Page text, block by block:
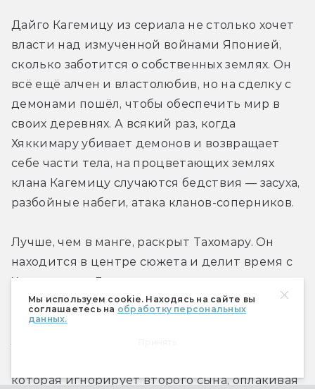
Мы используем cookie. Находясь на сайте вы
соглашаетесь на обработку персональных
данных.
Дайго Кагемицу из сериала не столько хочет
власти над измученной войнами Японией,
сколько заботится о собственных землях. Он
всё ещё алчен и властолюбив, но на сделку с
демонами пошёл, чтобы обеспечить мир в
своих деревнях. А всякий раз, когда
Хяккимару убивает демонов и возвращает
себе части тела, на процветающих землях
клана Кагемицу случаются бедствия — засуха,
разбойные набеги, атака кланов-соперников.
Лучше, чем в манге, раскрыт Тахомару. Он
находится в центре сюжета и делит время с
Хяккимару и Дороро поровну, но не похож ни
на персонажа Тэдзуки, ни на образ из
ремейка. Он движим и желанием защитить
которая игнорирует второго сына, оплакивая